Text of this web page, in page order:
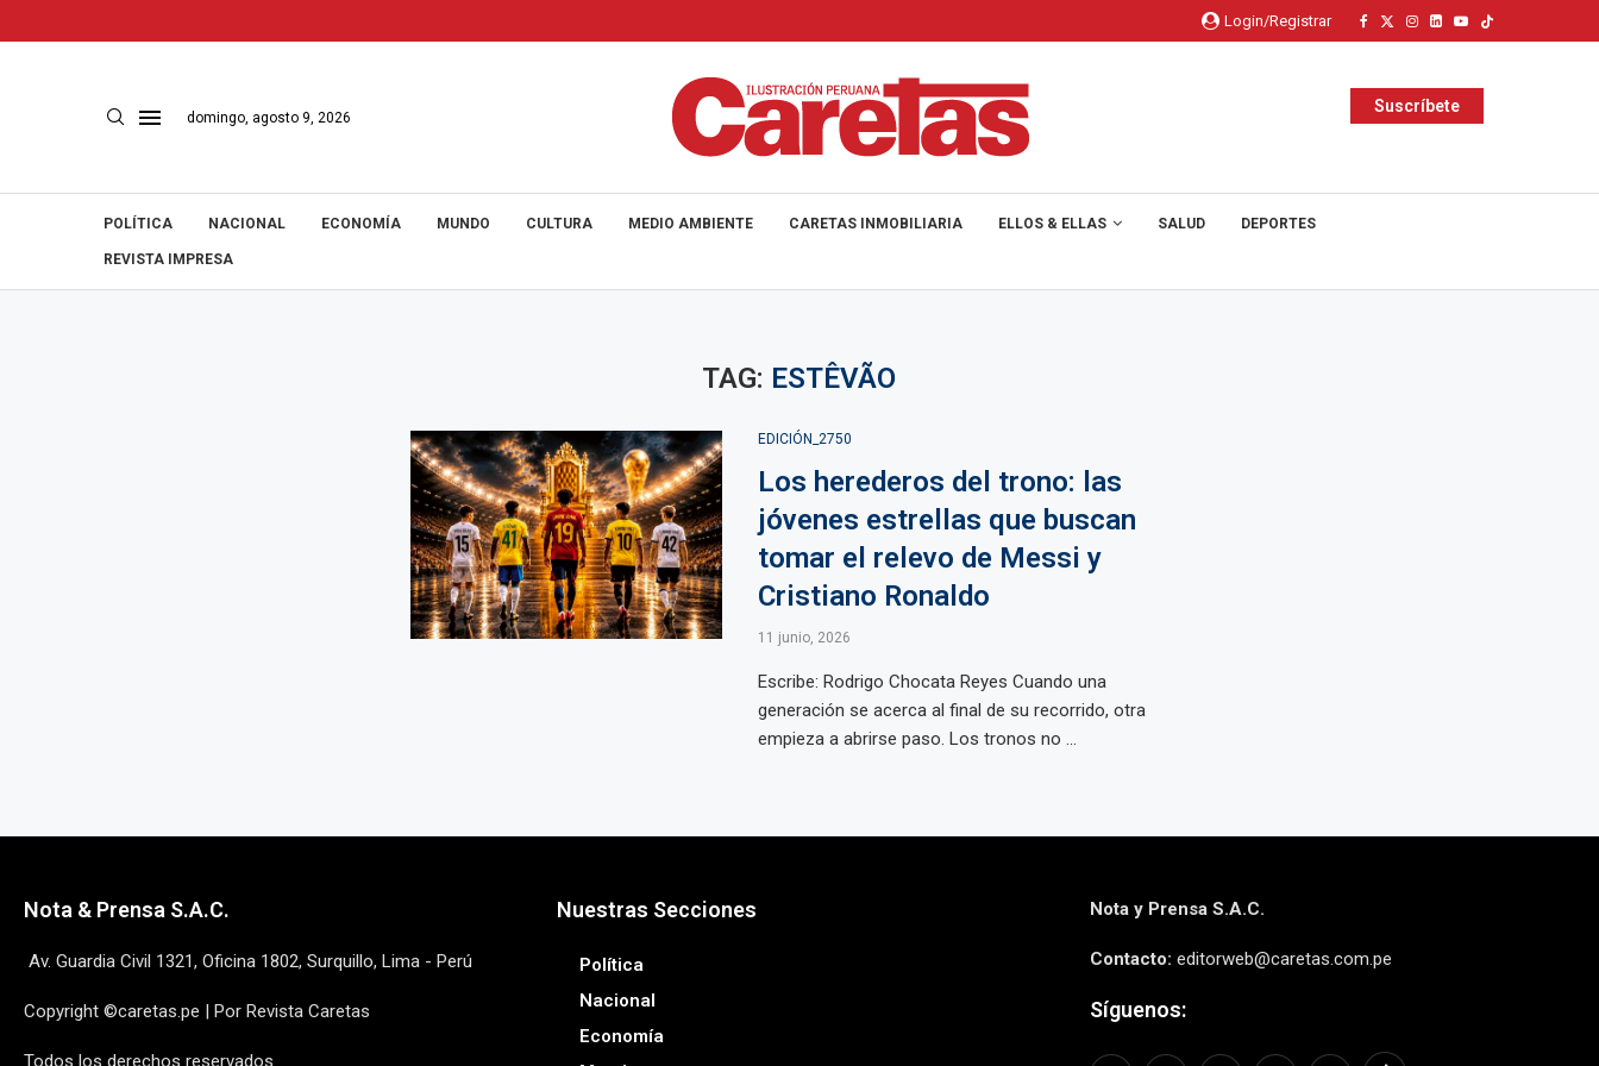
Login/Registrar
domingo, agosto 9, 2026
Suscríbete
POLÍTICA NACIONAL ECONOMÍA MUNDO CULTURA MEDIO AMBIENTE CARETAS INMOBILIARIA ELLOS & ELLAS SALUD DEPORTES
REVISTA IMPRESA
TAG: ESTÊVÃO
EDICIÓN_2750
Los herederos del trono: las
jóvenes estrellas que buscan
tomar el relevo de Messi y
Cristiano Ronaldo
11 junio, 2026
Escribe: Rodrigo Chocata Reyes Cuando una
generación se acerca al final de su recorrido, otra
empieza a abrirse paso. Los tronos no ...
Nota & Prensa S.A.C.
Av. Guardia Civil 1321, Oficina 1802, Surquillo, Lima - Perú
Copyright ©caretas.pe | Por Revista Caretas
Todos los derechos reservados
Nuestras Secciones
Política
Nacional
Economía
Nota y Prensa S.A.C.
Contacto: editorweb@caretas.com.pe
Síguenos: